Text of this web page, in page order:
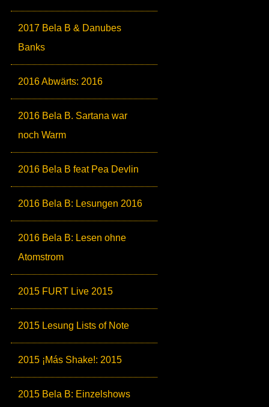
2017 Bela B & Danubes
Banks
2016 Abwärts: 2016
2016 Bela B. Sartana war
noch Warm
2016 Bela B feat Pea Devlin
2016 Bela B: Lesungen 2016
2016 Bela B: Lesen ohne
Atomstrom
2015 FURT Live 2015
2015 Lesung Lists of Note
2015 ¡Más Shake!: 2015
2015 Bela B: Einzelshows